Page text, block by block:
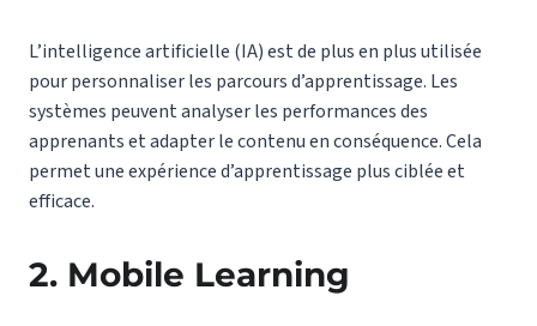
L’intelligence artificielle (IA) est de plus en plus utilisée
pour personnaliser les parcours d’apprentissage. Les
systèmes peuvent analyser les performances des
apprenants et adapter le contenu en conséquence. Cela
permet une expérience d’apprentissage plus ciblée et
efficace.
2. Mobile Learning